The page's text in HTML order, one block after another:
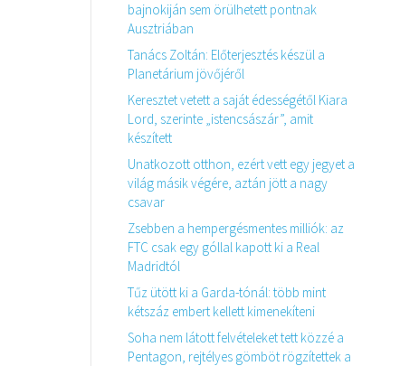
bajnokiján sem örülhetett pontnak
Ausztriában
Tanács Zoltán: Előterjesztés készül a
Planetárium jövőjéről
Keresztet vetett a saját édességétől Kiara
Lord, szerinte „istencsászár”, amit
készített
Unatkozott otthon, ezért vett egy jegyet a
világ másik végére, aztán jött a nagy
csavar
Zsebben a hempergésmentes milliók: az
FTC csak egy góllal kapott ki a Real
Madridtól
Tűz ütött ki a Garda-tónál: több mint
kétszáz embert kellett kimenekíteni
Soha nem látott felvételeket tett közzé a
Pentagon, rejtélyes gömböt rögzítettek a